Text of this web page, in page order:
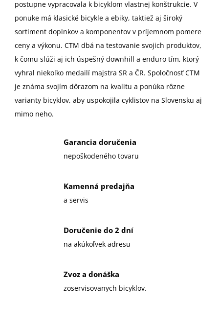
postupne vypracovala k bicyklom vlastnej konštrukcie. V
ponuke má klasické bicykle a ebiky, taktiež aj široký
sortiment doplnkov a komponentov v príjemnom pomere
ceny a výkonu. CTM dbá na testovanie svojich produktov,
k čomu slúži aj ich úspešný downhill a enduro tím, ktorý
vyhral niekoľko medailí majstra SR a ČR. Spoločnosť CTM
je známa svojím dôrazom na kvalitu a ponúka rôzne
varianty bicyklov, aby uspokojila cyklistov na Slovensku aj
mimo neho.
Garancia doručenia
nepoškodeného tovaru
Kamenná predajňa
a servis
Doručenie do 2 dní
na akúkoľvek adresu
Zvoz a donáška
zoservisovanych bicyklov.